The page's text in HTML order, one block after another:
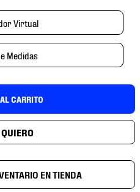
Virtual
Medidas
CARRITO
EN TIENDA